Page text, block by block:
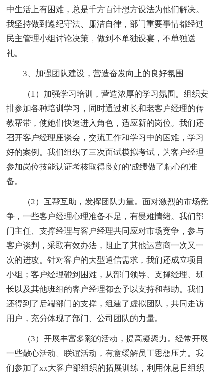
中生活上有困难，总是千方百计想方设法为他们解决。
我坚持做到遵纪守法、廉洁自律，部门重要事情都经过
民主管理小组讨论决策，做到不单独设宴，不单独送
礼。
3、加强团队建设，营造奋发向上的良好氛围
（1）加强学习培训，营造浓厚的学习氛围。组织安
排参加各种培训学习，同时通过班长和老客户经理的传
教帮带，使她们快速进入角色，适应新的岗位。我们还
召开客户经理座谈会，交流工作和学习中的困难，学习
好的案例。我们组织了三次面试模拟考试，为客户经理
参加岗位技能认证考核取得良好的'成绩做了精心的准
备。
（2）互帮互助，发挥团队力量。面对激烈的市场竞
争，一些客户经理心理准备不足，有畏难情绪。我们部
门主任、支撑经理与客户经理共同应对市场竞争，参与
客户谈判，采取有效办法，阻止了其他运营商一次又一
次的进攻。针对客户的大型通信需求，我们还成立项目
小组；客户经理碰到困难，从部门领导、支撑经理、班
长以及其他班组的客户经理都会予以支持和帮助。我们
还得到了后端部门的支撑，组建了虚拟团队，共同走访
用户，充分体现了部门、公司团队的力量。
（3）开展丰富多彩的活动，提高凝聚力。经常开展
一些散心活动、联谊活动，有意缓解员工思想压力。我
们参加了xx大客户部组织的拓展训练，利用休息日组织